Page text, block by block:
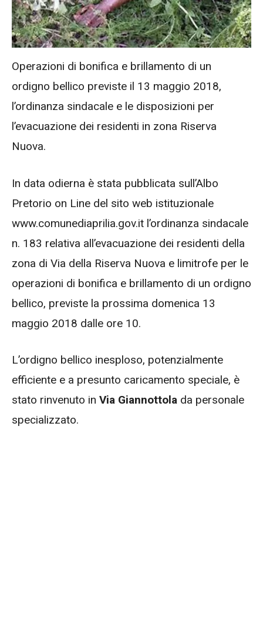
Operazioni di bonifica e brillamento di un
ordigno bellico previste il 13 maggio 2018,
l’ordinanza sindacale e le disposizioni per
l’evacuazione dei residenti in zona Riserva
Nuova.
In data odierna è stata pubblicata sull’Albo
Pretorio on Line del sito web istituzionale
www.comunediaprilia.gov.it l’ordinanza sindacale
n. 183 relativa all’evacuazione dei residenti della
zona di Via della Riserva Nuova e limitrofe per le
operazioni di bonifica e brillamento di un ordigno
bellico, previste la prossima domenica 13
maggio 2018 dalle ore 10.
L’ordigno bellico inesploso, potenzialmente
efficiente e a presunto caricamento speciale, è
stato rinvenuto in Via Giannottola da personale
specializzato.